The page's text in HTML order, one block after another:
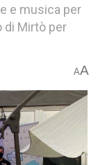
e musica per
di Mirtò per
AA